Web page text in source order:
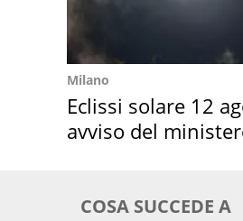
Milano
Eclissi solare 12
avviso del